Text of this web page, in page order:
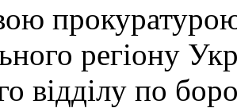
регіону
відділу по